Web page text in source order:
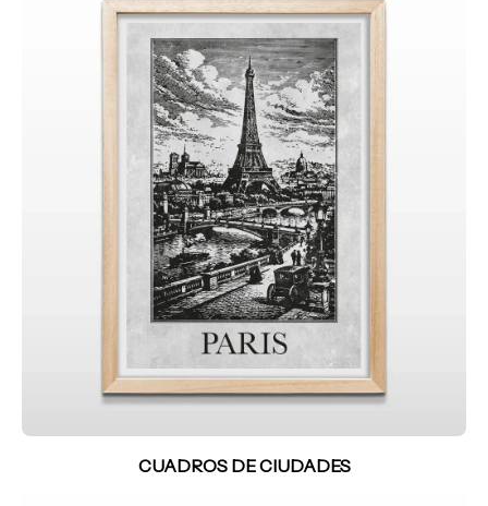
CUADROS DE CIUDADES